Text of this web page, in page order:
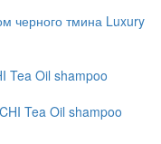
Tea Oil shampoo